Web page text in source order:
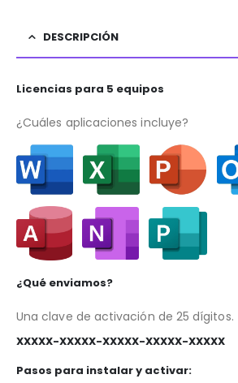
DESCRIPCIÓN
Licencias para 5 equipos
¿Cuáles aplicaciones incluye?
¿Qué enviamos?
Una clave de activación de 25 dígitos.
XXXXX-XXXXX-XXXXX-XXXXX-XXXXX
Pasos para instalar y activar: